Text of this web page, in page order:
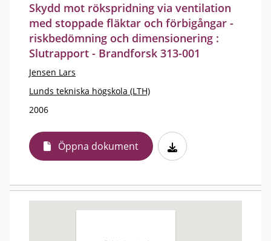
Skydd mot rökspridning via ventilation
med stoppade fläktar och förbigångar -
riskbedömning och dimensionering :
Slutrapport - Brandforsk 313-001
Jensen Lars
Lunds tekniska högskola (LTH)
2006
Öppna dokument